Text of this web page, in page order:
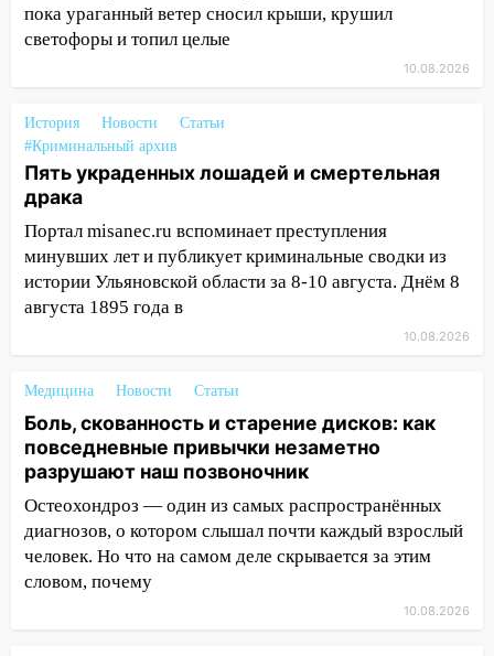
18:00 Пепелище на Балтийской: в
Заволжье ульяновские спасатели
Ульяновской области
16:00 В Ульяновске во время шторма на
Волге пропал известный блогер: нужна
помощь в поисках
15:28 Соцсети: на «Ауди» упало дерево
в Новом городе
15:12
В Ульяновске выгорела кухня в
14:18
Гинеколог рассказала о том, с
какими сложностями сталкиваются
молодые мамы
13:02 Соцсети: на улице Розы
Люксембург дерево упало на
автомобиль
13:00 «Благоприятный период для
новых начинаний: гороскоп для всех
знаков зодиака на неделю с 10 по 16
пока ураганный ветер сносил крыши, крушил
светофоры и топил целые
10.08.2026
История Новости
Статьи
#Криминальный архив
Пять украденных лошадей и смертельная
драка
Портал misanec.ru вспоминает преступления
минувших лет и публикует криминальные сводки из
истории Ульяновской области за 8-10 августа. Днём 8
августа 1895 года в
10.08.2026
Медицина Новости Статьи
Боль, скованность и старение дисков: как
повседневные привычки незаметно
разрушают наш позвоночник
Остеохондроз — один из самых распространённых
диагнозов, о котором слышал почти каждый взрослый
человек. Но что на самом деле скрывается за этим
словом, почему
10.08.2026